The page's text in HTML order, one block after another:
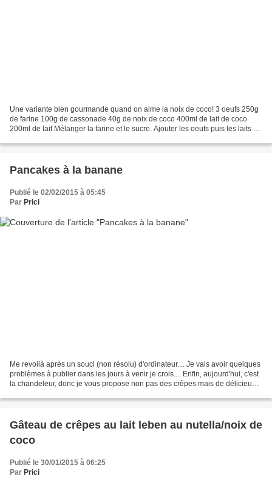
Une variante bien gourmande quand on aime la noix de coco! 3 oeufs 250g
de farine 100g de cassonade 40g de noix de coco 400ml de lait de coco
200ml de lait Mélanger la farine et le sucre. Ajouter les oeufs puis les laits et
Pancakes à la banane
Publié le 02/02/2015 à 05:45
Par Prici
Me revoilà après un souci (non résolu) d'ordinateur.... Je vais avoir quelques
problèmes à publier dans les jours à venir je crois.... Enfin, aujourd'hui, c'est
la chandeleur, donc je vous propose non pas des crêpes mais de délicieux
Gâteau de crêpes au lait leben au nutella/noix de
coco
Publié le 30/01/2015 à 06:25
Par Prici